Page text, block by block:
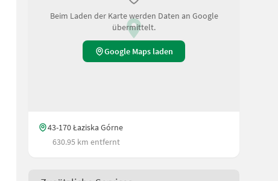
Beim Laden der Karte werden Daten an Google
übermittelt.
Google Maps laden
43-170 Łaziska Górne
630.95 km entfernt